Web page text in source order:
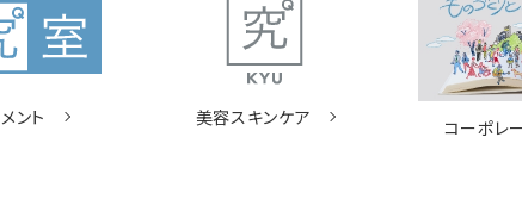
ント 美容スキンケア コーポレ